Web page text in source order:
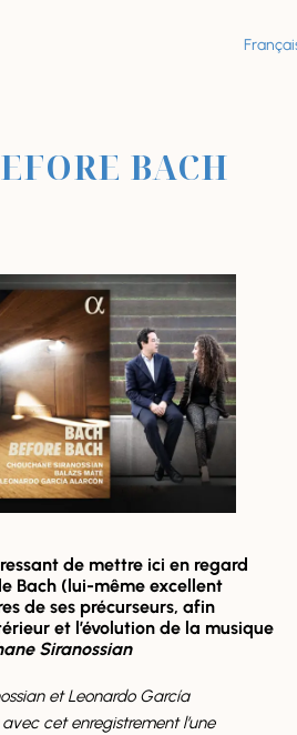
BACH
de mettre ici en regard
Bach (lui-même excellent
de ses précurseurs, afin
et l’évolution de la musique
Siranossian
et Leonardo García
cet enregistrement l’une